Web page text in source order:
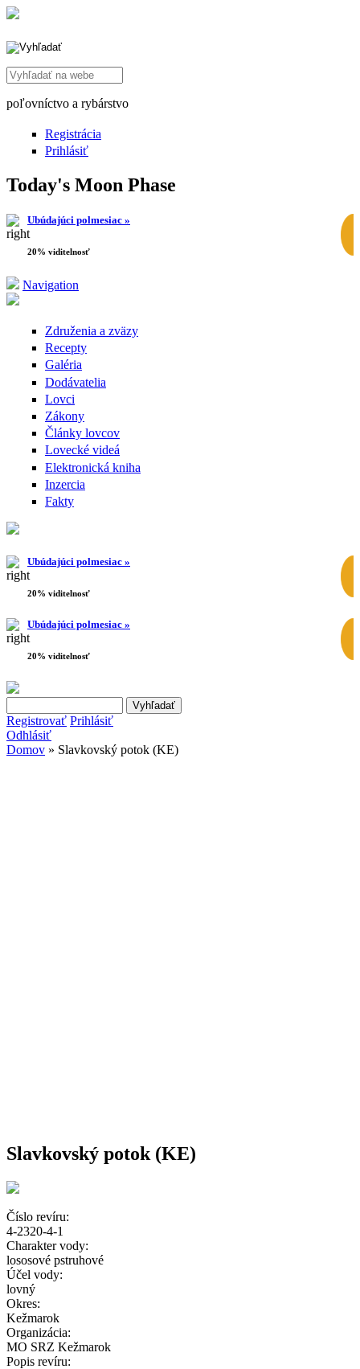
Search this site
poľovníctvo a rybárstvo
Registrácia
Prihlásiť
Today's Moon Phase
Ubúdajúci polmesiac »
20% viditelnosť
Navigation
Združenia a zväzy
Recepty
Galéria
Dodávatelia
Lovci
Zákony
Články lovcov
Lovecké videá
Elektronická kniha
Inzercia
Fakty
Ubúdajúci polmesiac »
20% viditelnosť
Ubúdajúci polmesiac »
20% viditelnosť
Vyhľadávanie
Registrovať Prihlásiť
Odhlásiť
Domov » Slavkovský potok (KE)
Slavkovský potok (KE)
Číslo revíru:
4-2320-4-1
Charakter vody:
lososové pstruhové
Účel vody:
lovný
Okres:
Kežmarok
Organizácia:
MO SRZ Kežmarok
Popis revíru: